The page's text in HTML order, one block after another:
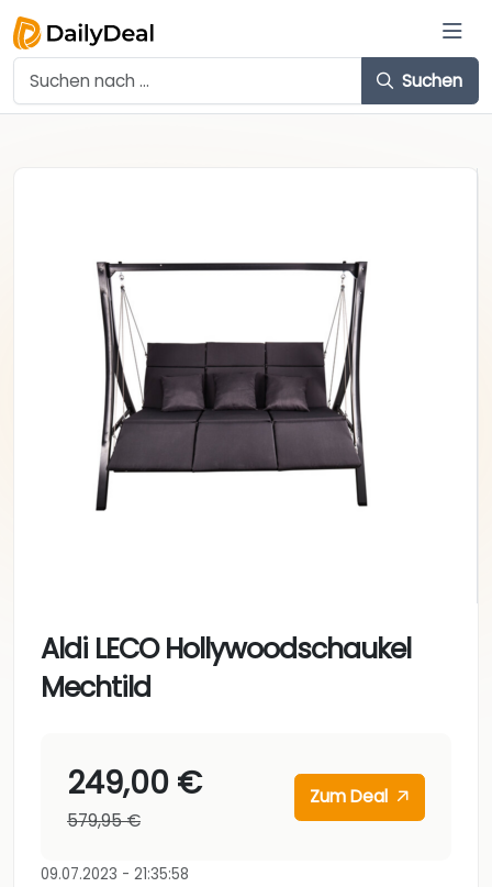
Suchen
Aldi LECO Hollywoodschaukel
Mechtild
249,00 €
579,95 €
Zum Deal
09.07.2023 - 21:35:58